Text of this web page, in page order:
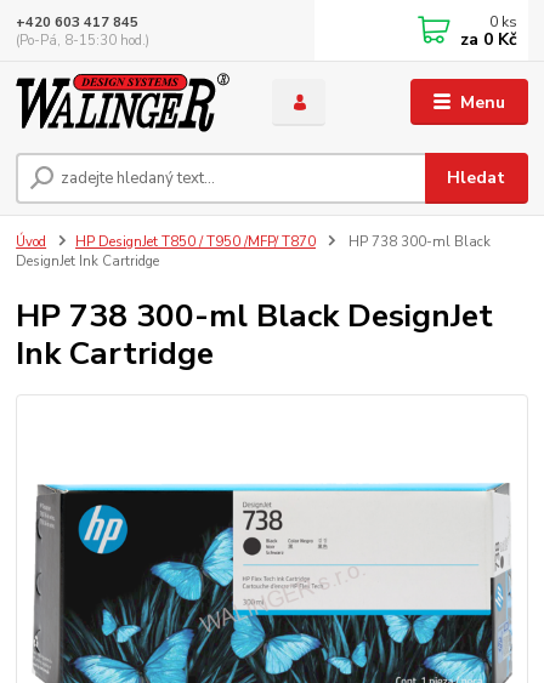
Menu
Hledat
+420 603 417 845
(Po-Pá, 8-15:30 hod.)
0 ks
za 0 Kč
Úvod HP DesignJet T850 / T950 /MFP/ T870
HP 738 300-ml Black
DesignJet Ink Cartridge
HP 738 300-ml Black DesignJet
Ink Cartridge